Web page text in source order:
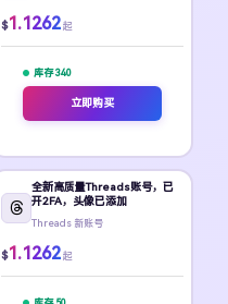
$1.1262 起
库存 340
立即购买
全新高质量Threads账号，已
开2FA，头像已添加
Threads 新账号
$1.1262 起